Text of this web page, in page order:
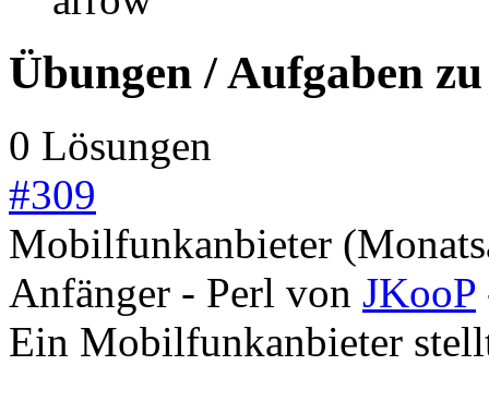
Übungen / Aufgaben
0 Lösungen
#309
Mobilfunkanbieter
Anfänger - Perl von JKooP
Ein Mobilfunkanbieter